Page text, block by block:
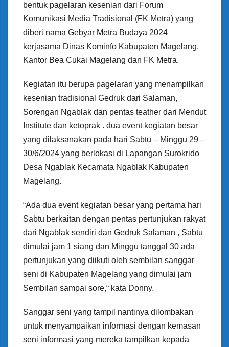
bentuk pagelaran kesenian dari Forum
Komunikasi Media Tradisional (FK Metra) yang
diberi nama Gebyar Metra Budaya 2024
kerjasama Dinas Kominfo Kabupaten Magelang,
Kantor Bea Cukai Magelang dan FK Metra.
Kegiatan itu berupa pagelaran yang menampilkan
kesenian tradisional Gedruk dari Salaman,
Sorengan Ngablak dan pentas teather dari Mendut
Institute dan ketoprak . dua event kegiatan besar
yang dilaksanakan pada hari Sabtu – Minggu 29 –
30/6/2024 yang berlokasi di Lapangan Surokrido
Desa Ngablak Kecamata Ngablak Kabupaten
Magelang.
“Ada dua event kegiatan besar yang pertama hari
Sabtu berkaitan dengan pentas pertunjukan rakyat
dari Ngablak sendiri dan Gedruk Salaman , Sabtu
dimulai jam 1 siang dan Minggu tanggal 30 ada
pertunjukan yang diikuti oleh sembilan sanggar
seni di Kabupaten Magelang yang dimulai jam
Sembilan sampai sore,“ kata Donny.
Sanggar seni yang tampil nantinya dilombakan
untuk menyampaikan informasi dengan kemasan
seni informasi yang mereka tampilkan kepada